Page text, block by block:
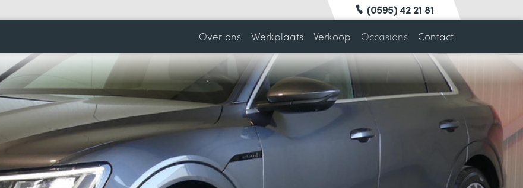
(0595) 42 21 81
Over ons
Werkplaats Verkoop Occasions Contact